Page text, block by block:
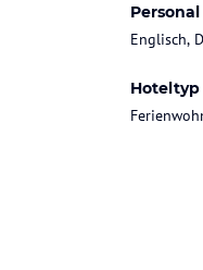
Englisch,
Hoteltyp